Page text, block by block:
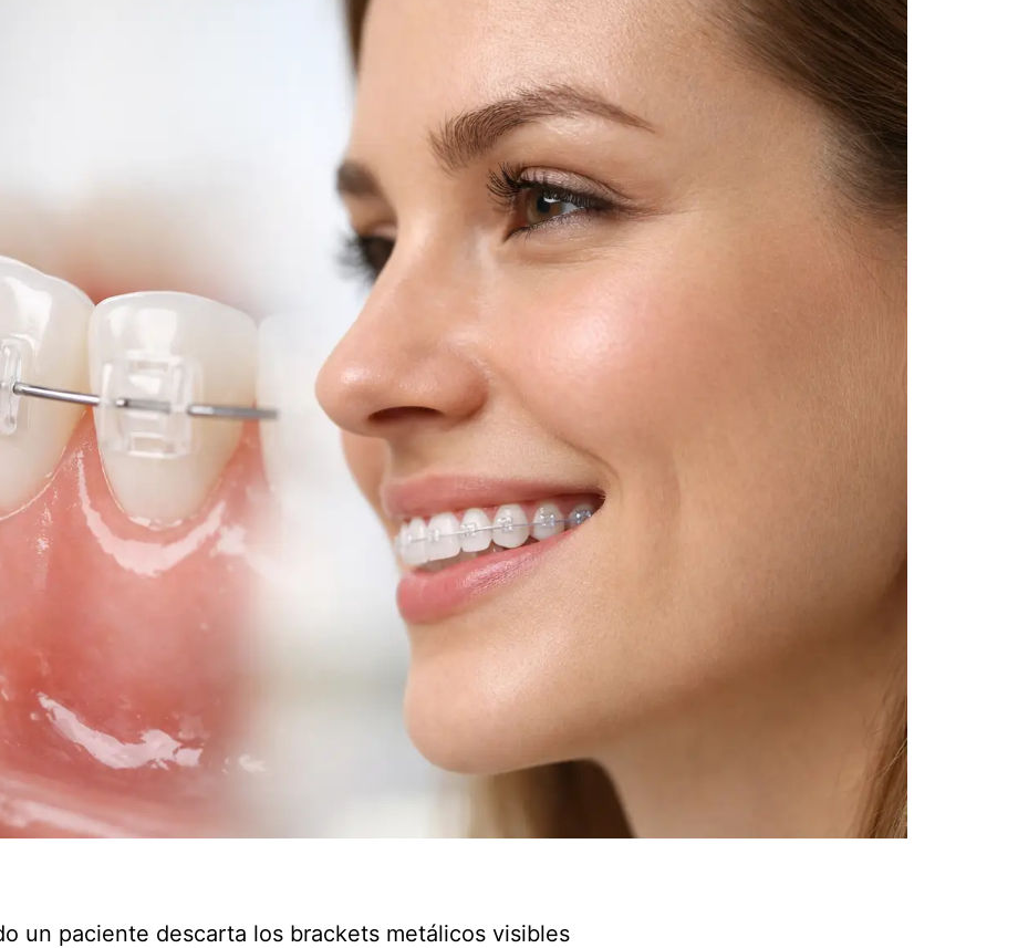
un paciente descarta los brackets metálicos visibles